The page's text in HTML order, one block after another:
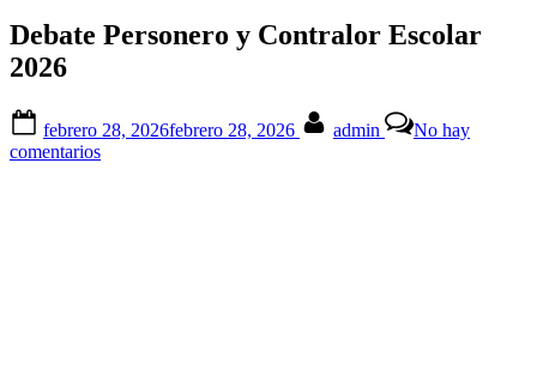
Debate Personero y Contralor Escolar
2026
on
febrero 28, 2026febrero 28, 2026 admin
No hay
comentariosen